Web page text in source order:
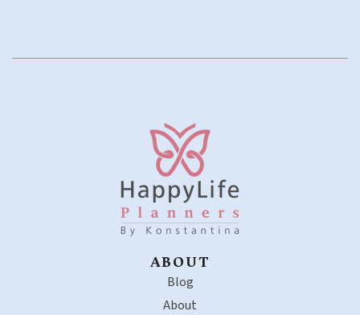
ABOUT
Blog
About